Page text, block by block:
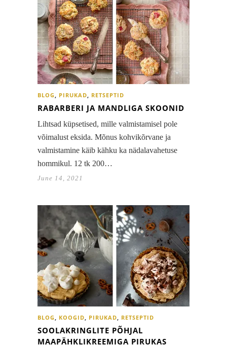
BLOG, PIRUKAD, RETSEPTID
RABARBERI JA MANDLIGA SKOONID
Lihtsad küpsetised, mille valmistamisel pole
võimalust eksida. Mõnus kohvikõrvane ja
valmistamine käib kähku ka nädalavahetuse
hommikul. 12 tk 200…
June 14, 2021
BLOG, KOOGID, PIRUKAD, RETSEPTID
SOOLAKRINGLITE PÕHJAL
MAAPÄHKLIKREEMIGA PIRUKAS